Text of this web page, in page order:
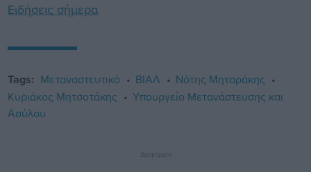
Ειδήσεις σήμερα
Tags: Μεταναστευτικό ΒΙΑΛ
Νότης Μηταράκης
Κυριάκος Μητσοτάκης
Υπουργείο Μετανάστευσης και
Ασύλου
Διαφήμιση